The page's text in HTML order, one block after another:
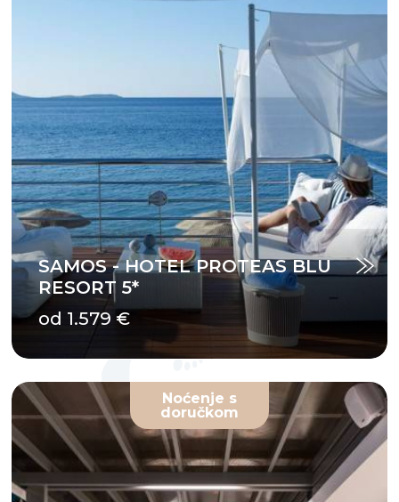
SAMOS - HOTEL PROTEAS BLU
RESORT 5*
od 1.579 €
Noćenje s
doručkom